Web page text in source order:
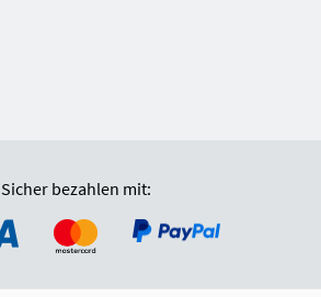
Sicher bezahlen mit: